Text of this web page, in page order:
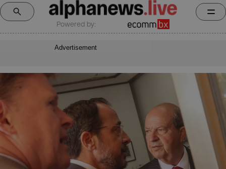
Powered by:
Advertisement